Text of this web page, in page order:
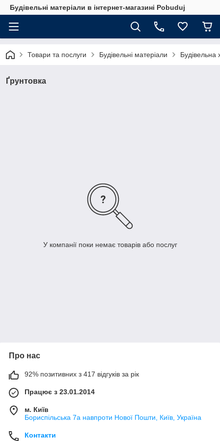
Будівельні матеріали в інтернет-магазині Pobuduj
Товари та послуги Будівельні матеріали Будівельна
Ґрунтовка
У компанії поки немає товарів або послуг
Про нас
92% позитивних з 417 відгуків за рік
Працює з 23.01.2014
м. Київ
Бориспільська 7а навпроти Нової Пошти, Київ, Україна
Контакти